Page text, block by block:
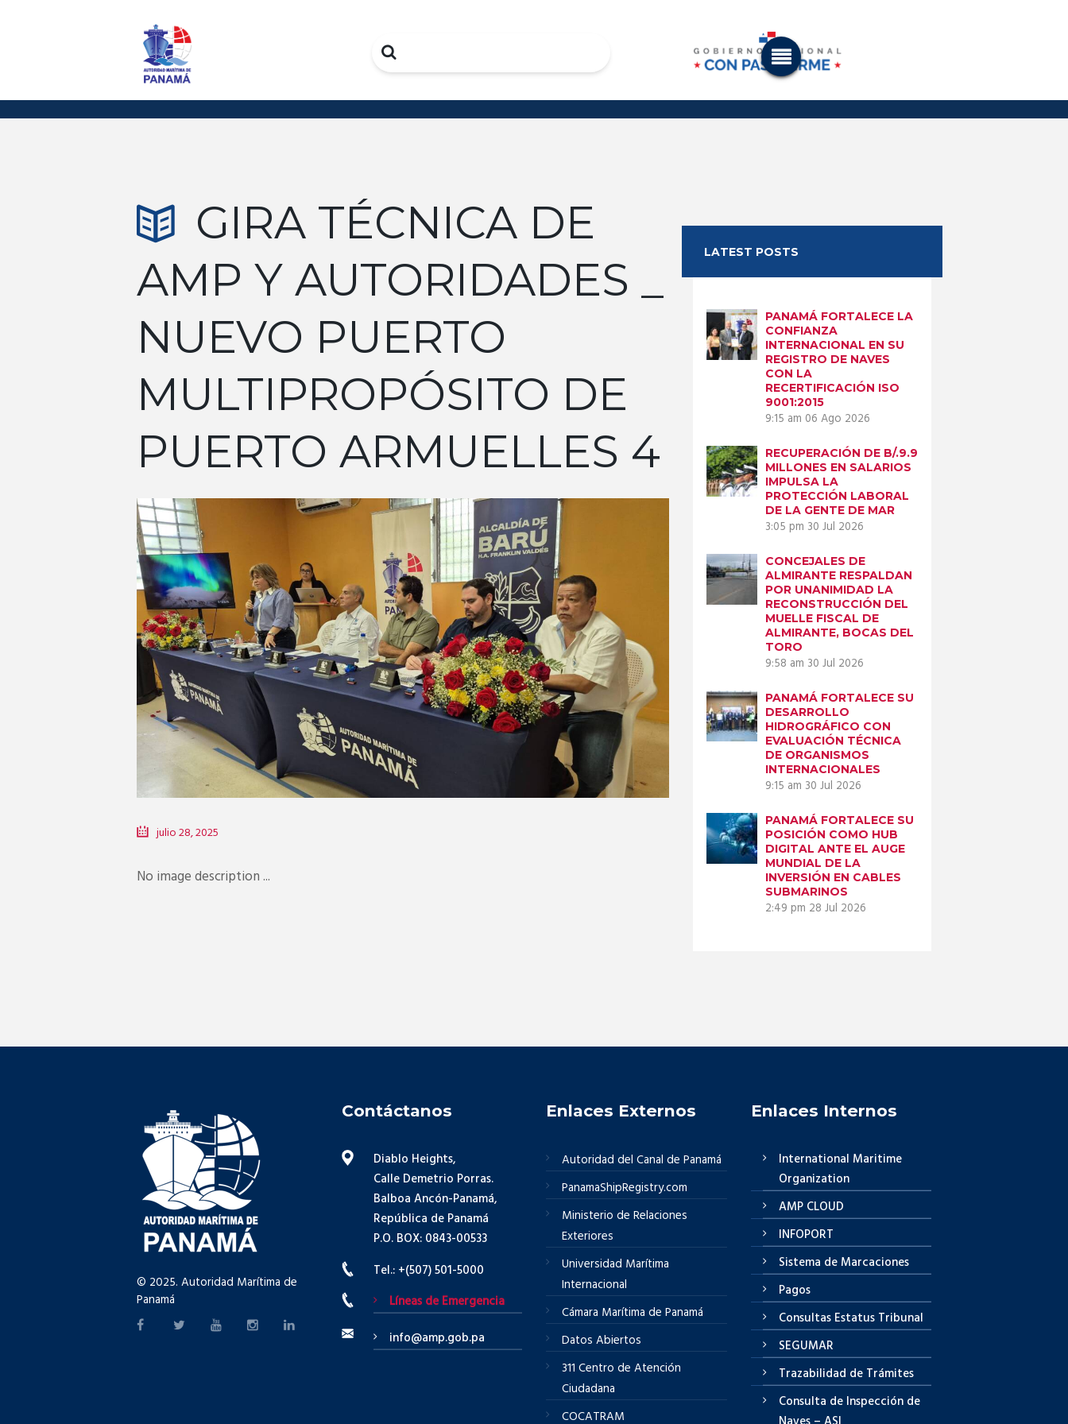
Search
GIRA TÉCNICA DE
AMP Y AUTORIDADES _
NUEVO PUERTO
MULTIPROPÓSITO DE
PUERTO ARMUELLES 4
Next item
NP - ENCUENTRO
julio 28, 2025
No image description ...
LATEST POSTS
PANAMÁ FORTALECE LA
CONFIANZA
INTERNACIONAL EN SU
REGISTRO DE NAVES
CON LA
RECERTIFICACIÓN ISO
9001:2015
9:15 am 06 Ago 2026
RECUPERACIÓN DE B/.9.9
MILLONES EN SALARIOS
IMPULSA LA
PROTECCIÓN LABORAL
DE LA GENTE DE MAR
3:05 pm 30 Jul 2026
CONCEJALES DE
ALMIRANTE RESPALDAN
POR UNANIMIDAD LA
RECONSTRUCCIÓN DEL
MUELLE FISCAL DE
ALMIRANTE, BOCAS DEL
TORO
9:58 am 30 Jul 2026
PANAMÁ FORTALECE SU
DESARROLLO
HIDROGRÁFICO CON
EVALUACIÓN TÉCNICA
DE ORGANISMOS
INTERNACIONALES
9:15 am 30 Jul 2026
PANAMÁ FORTALECE SU
POSICIÓN COMO HUB
DIGITAL ANTE EL AUGE
MUNDIAL DE LA
INVERSIÓN EN CABLES
SUBMARINOS
2:49 pm 28 Jul 2026
© 2025. Autoridad Marítima de
Panamá
Contáctanos
Diablo Heights,
Calle Demetrio Porras.
Balboa Ancón-Panamá,
República de Panamá
P.O. BOX: 0843-00533
Tel.: +(507) 501-5000
Líneas de Emergencia
info@amp.gob.pa
Enlaces Externos
Autoridad del Canal de Panamá
PanamaShipRegistry.com
Ministerio de Relaciones
Exteriores
Universidad Marítima
Internacional
Cámara Marítima de Panamá
Datos Abiertos
311 Centro de Atención
Ciudadana
COCATRAM
Enlaces Internos
International Maritime
Organization
AMP CLOUD
INFOPORT
Sistema de Marcaciones
Pagos
Consultas Estatus Tribunal
SEGUMAR
Trazabilidad de Trámites
Consulta de Inspección de